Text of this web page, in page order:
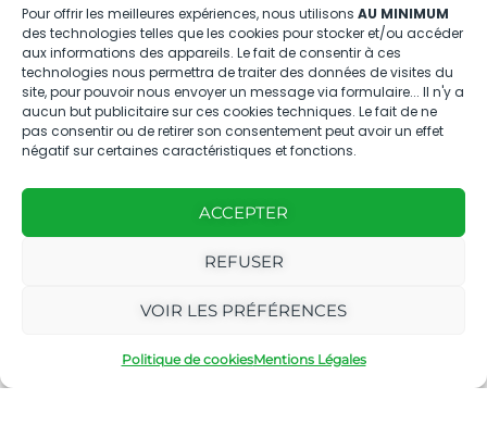
Pour offrir les meilleures expériences, nous utilisons AU MINIMUM
des technologies telles que les cookies pour stocker et/ou accéder
aux informations des appareils. Le fait de consentir à ces
technologies nous permettra de traiter des données de visites du
site, pour pouvoir nous envoyer un message via formulaire... Il n'y a
aucun but publicitaire sur ces cookies techniques. Le fait de ne
pas consentir ou de retirer son consentement peut avoir un effet
négatif sur certaines caractéristiques et fonctions.
ACCEPTER
REFUSER
VOIR LES PRÉFÉRENCES
Politique de cookiesMentions Légales
04.88.08.75.28
contactBT@bleu-tomate.fr
Kit média
Kit média Bleu Tomate
Nous suivre